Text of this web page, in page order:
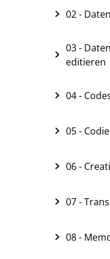
02 -
03 -
editieren
04 -
05 -
06 -
07 -
08 -